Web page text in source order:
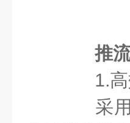
推
1.高
采用